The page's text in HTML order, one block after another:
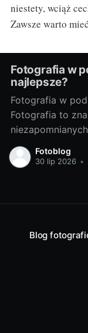
niestety, wciąż
Zawsze warto
Fotografia w
najlepsze?
Fotografia w
Fotografia to
sprzęt
doskonałych
Fotoblog
30 lip 2026 •
Blog